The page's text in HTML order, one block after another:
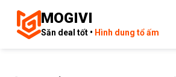
MOGIVI
Săn deal tốt • Hình dung tổ ấm